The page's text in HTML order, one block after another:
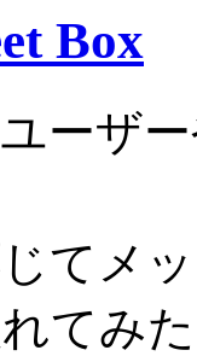
Box
ーザ
てメ
てみ